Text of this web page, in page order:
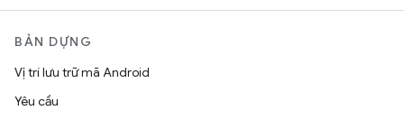
BẢN DỰNG
Vị trí lưu trữ mã Android
Yêu cầu